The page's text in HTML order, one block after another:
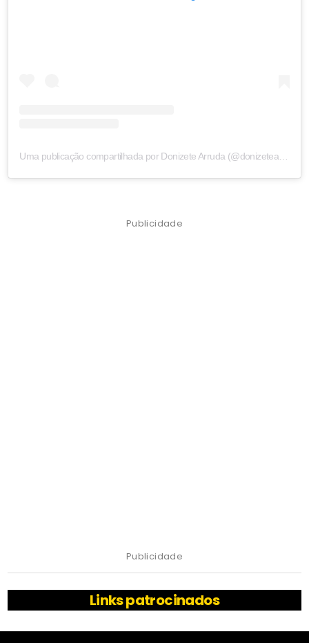
Publicidade
Publicidade
Links patrocinados